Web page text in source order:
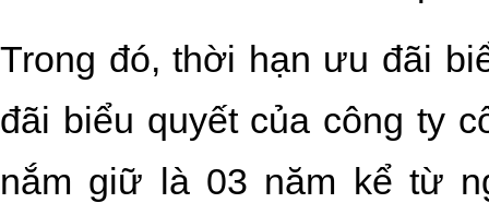
Trong đó, thời hạn ưu đãi
đãi biểu quyết của công ty
nắm giữ là 03 năm kể từ